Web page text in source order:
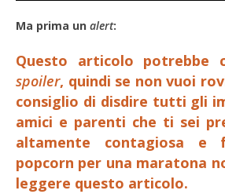
Ma prima un alert:
Questo articolo potrebbe
spoiler, quindi se non vuoi
consiglio di disdire tutti gli
amici e parenti che ti sei
altamente contagiosa e
popcorn per una maratona
leggere questo articolo.